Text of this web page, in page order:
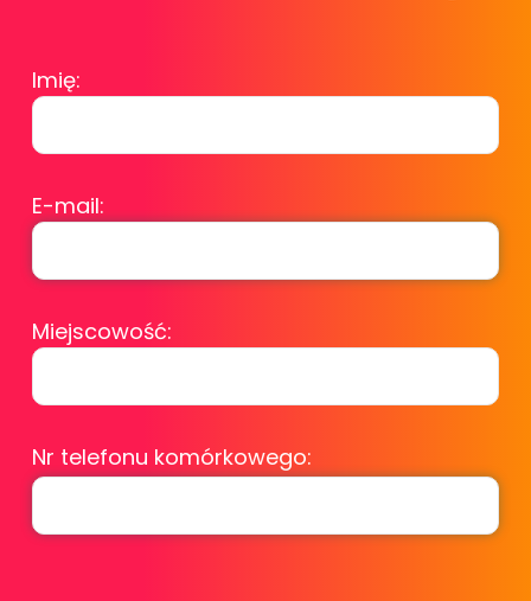
Imię:
E-mail:
Miejscowość:
Nr telefonu komórkowego: